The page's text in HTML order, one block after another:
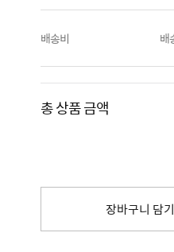
배송비 배
총 상품 금액
장바구니 담기